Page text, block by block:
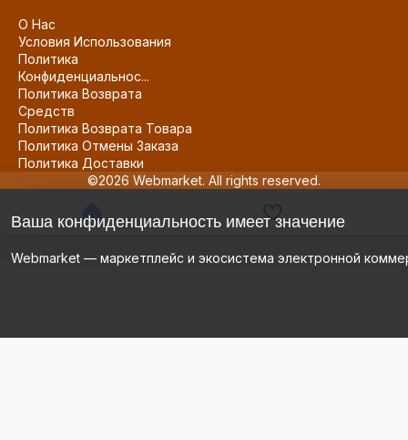
О Нас
Условия Использования
Политика
Конфиденциальнос...
Политика Возврата
Средств
Политика Возврата Товара
Политика Отмены Заказа
Политика Доставки
©2026 Webmarket. All rights reserved.
Ваша конфиденциальность имеет значение
Webmarket — маркетплейс и экосистема электронной